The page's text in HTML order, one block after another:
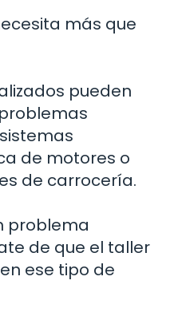
más que
pueden
de motores o
de carrocería.
problema
de que el taller
ese tipo de